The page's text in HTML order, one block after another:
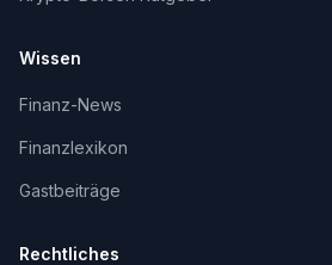
Wissen
Finanz-News
Finanzlexikon
Gastbeiträge
Rechtliches